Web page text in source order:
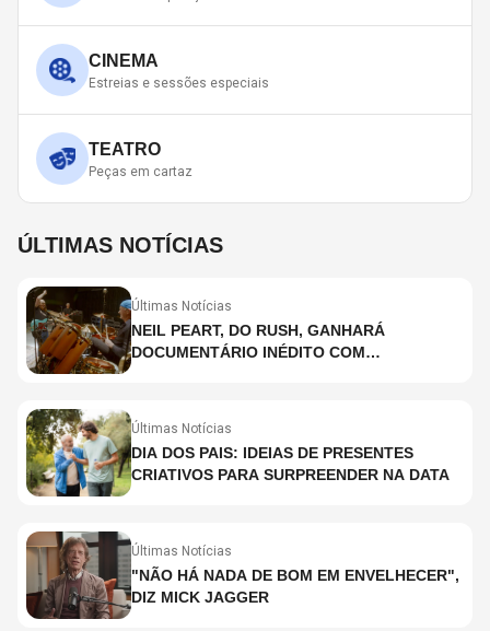
CINEMA
Estreias e sessões especiais
TEATRO
Peças em cartaz
ÚLTIMAS NOTÍCIAS
Últimas Notícias
NEIL PEART, DO RUSH, GANHARÁ
DOCUMENTÁRIO INÉDITO COM
Últimas Notícias
DIA DOS PAIS: IDEIAS DE PRESENTES
CRIATIVOS PARA SURPREENDER NA DATA
Últimas Notícias
"NÃO HÁ NADA DE BOM EM ENVELHECER",
DIZ MICK JAGGER